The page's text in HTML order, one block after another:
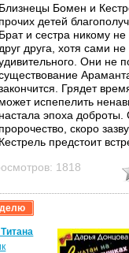
Близнецы Бомен и
прочих детей
Брат и сестра никому
друг друга, хотя сами
Они не
Грядет
может испепелить
настала эпоха
пророчество, скоро
Кестрель предстоит
Уильям Николсон
Однако
он заслужил
нашего...
1818